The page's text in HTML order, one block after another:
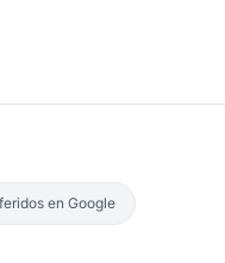
en Google